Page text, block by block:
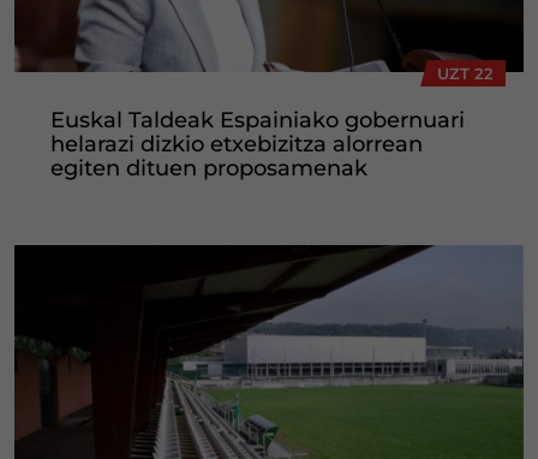
UZT 22
Euskal Taldeak Espainiako gobernuari
helarazi dizkio etxebizitza alorrean
egiten dituen proposamenak